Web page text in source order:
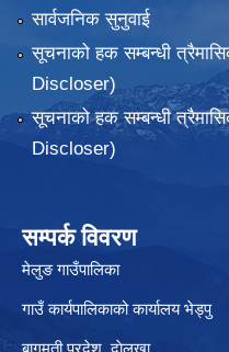
सार्वजनिक सुनुवाई
सूचनाको हक सम्बन्धी
Discloser)
सूचनाको हक सम्बन्धी
Discloser)
सम्पर्क विवरण
मेलुङ गाउँपालिका
गाउँ कार्यपालिकाको कार्यालय भेड्पु